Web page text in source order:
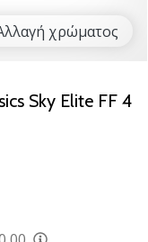
χρώματος
Sky Elite FF 4